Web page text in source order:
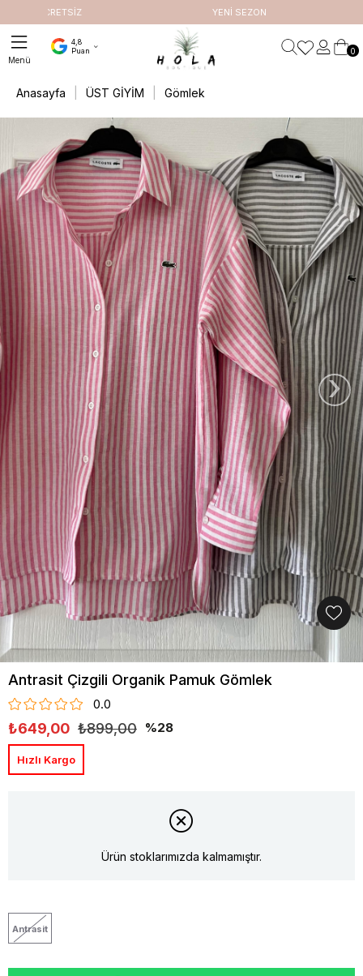
4,8
Puan
0
Anasayfa ÜST GİYİM Gömlek
›
Antrasit Çizgili Organik Pamuk Gömlek
0.0
₺899,00
₺649,00 28
Hızlı Kargo
Ürün stoklarımızda kalmamıştır.
Antrasit